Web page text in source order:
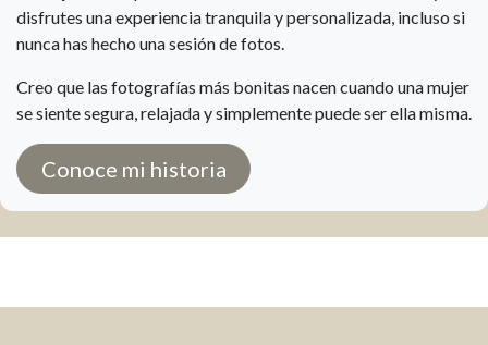
disfrutes una experiencia tranquila y personalizada, incluso si
nunca has hecho una sesión de fotos.
Creo que las fotografías más bonitas nacen cuando una mujer
se siente segura, relajada y simplemente puede ser ella misma.
Conoce mi historia